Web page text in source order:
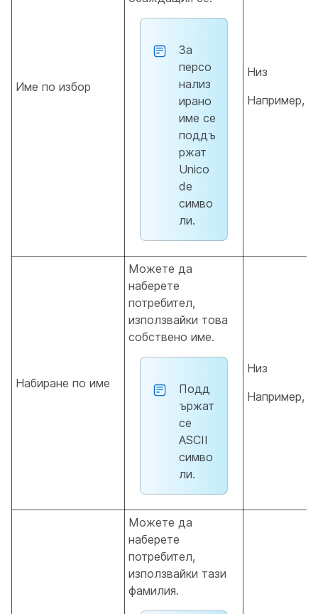
Име по избор
За
персо
нализ
ирано
име се
поддъ
ржат
Unico
de
симво
ли.
Низ
Например,
Набиране по име
Можете да
наберете
потребител,
използвайки това
собствено име.
Подд
ържат
се
ASCII
симво
ли.
Низ
Например,
Можете да
наберете
потребител,
използвайки тази
фамилия.